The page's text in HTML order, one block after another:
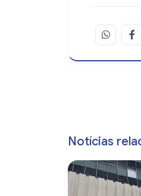
Notícias